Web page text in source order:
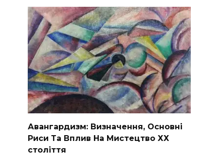
Авангардизм: Визначення, Основні
Риси Та Вплив На Мистецтво ХХ
століття